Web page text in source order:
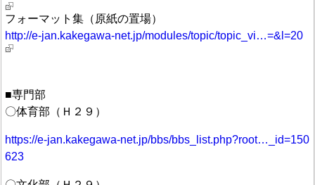
フォーマット集（原紙の置場）
http://e-jan.kakegawa-net.jp/modules/topic/topic_vi…=&l=20
■専門部
〇体育部（Ｈ２９）
https://e-jan.kakegawa-net.jp/bbs/bbs_list.php?root…_id=150
623